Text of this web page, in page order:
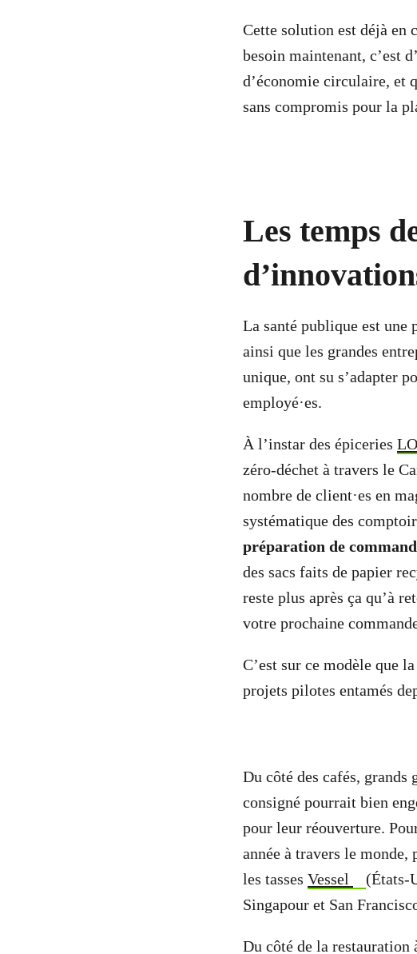
Cette solution est déjà en
besoin maintenant, c’est
d’économie circulaire, et
sans compromis pour la
Les temps
La santé publique est une
ainsi que les grandes
unique, ont su s’adapter
employé·es.
À l’instar des épiceries
zéro-déchet à travers le
nombre de client·es en
systématique des
préparation de
des sacs faits de papier
reste plus après ça qu’à
votre prochaine
C’est sur ce modèle que
projets pilotes entamés
Du côté des cafés, grands
consigné pourrait bien
pour leur réouverture.
année à travers le
les tasses Vessel (États-
Singapour et San
Du côté de la